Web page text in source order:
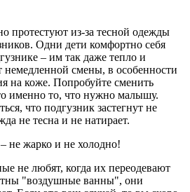
протестуют из-за тесной одежды
Одни дети комфортно себя
– им так даже тепло и
немедленной смены, в особенности
на коже. Попробуйте сменить
именно то, что нужно малышу.
что подгузник застегнут не
не тесна и не натирает.
не жарко и не холодно!
не любят, когда их переодевают
"воздушные ванны", они